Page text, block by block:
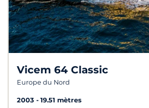
Vicem 64 Classic
Europe du Nord
2003
19.51 mètres